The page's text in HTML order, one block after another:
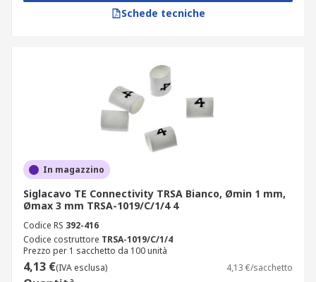
Schede tecniche
In magazzino
Siglacavo TE Connectivity TRSA Bianco, Ømin 1 mm,
Ømax 3 mm TRSA-1019/C/1/4 4
Codice RS 392-416
Codice costruttore TRSA-1019/C/1/4
Prezzo per 1 sacchetto da 100 unità
4,13 €(IVA esclusa) 4,13 €/sacchetto